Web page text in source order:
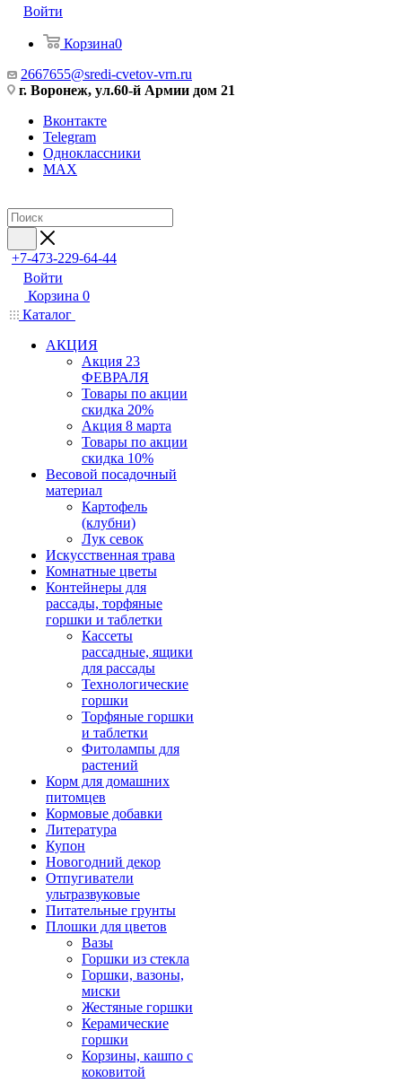
Войти
Корзина0
2667655@sredi-cvetov-vrn.ru
г. Воронеж, ул.60-й Армии дом 21
Вконтакте
Telegram
Одноклассники
MAX
+7-473-229-64-44
Войти
Корзина 0
Каталог
АКЦИЯ
Акция 23
ФЕВРАЛЯ
Товары по акции
скидка 20%
Акция 8 марта
Товары по акции
скидка 10%
Весовой посадочный
материал
Картофель
(клубни)
Лук севок
Искусственная трава
Комнатные цветы
Контейнеры для
рассады, торфяные
горшки и таблетки
Кассеты
рассадные, ящики
для рассады
Технологические
горшки
Торфяные горшки
и таблетки
Фитолампы для
растений
Корм для домашних
питомцев
Кормовые добавки
Литература
Купон
Новогодний декор
Отпугиватели
ультразвуковые
Питательные грунты
Плошки для цветов
Вазы
Горшки из стекла
Горшки, вазоны,
миски
Жестяные горшки
Керамические
горшки
Корзины, кашпо с
коковитой